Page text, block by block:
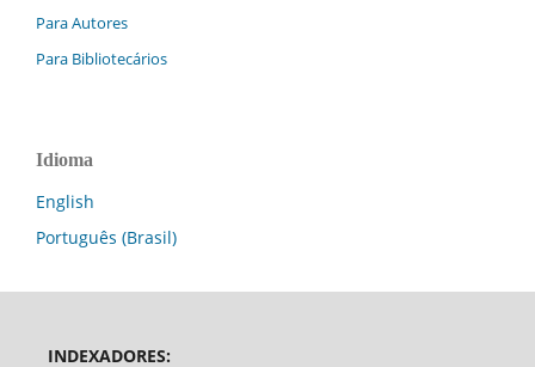
Para Autores
Para Bibliotecários
Idioma
English
Português (Brasil)
INDEXADORES: